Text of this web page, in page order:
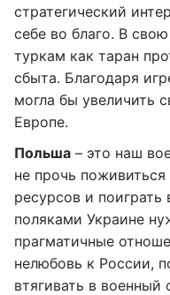
стратегический
себе во благо. В
туркам как таран
сбыта. Благодаря
могла бы увеличить
Европе.
Польша – это наш
не прочь
ресурсов и
поляками Украине
прагматичные
нелюбовь к России,
втягивать в